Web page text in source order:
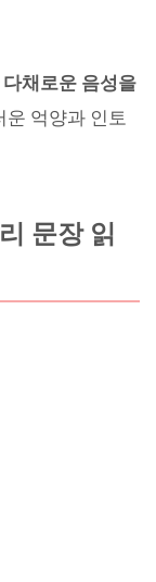
채로운 음성을
운 억양과 인토
문장 읽